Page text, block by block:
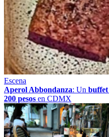
Escena
Aperol Abbondanza: Un buffet
200 pesos en CDMX